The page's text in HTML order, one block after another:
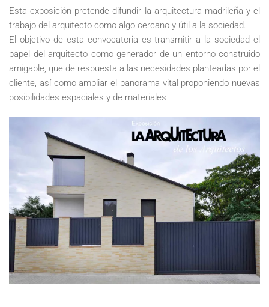
Esta exposición pretende difundir la arquitectura madrileña y el
trabajo del arquitecto como algo cercano y útil a la sociedad.
El objetivo de esta convocatoria es transmitir a la sociedad el
papel del arquitecto como generador de un entorno construido
amigable, que de respuesta a las necesidades planteadas por el
cliente, así como ampliar el panorama vital proponiendo nuevas
posibilidades espaciales y de materiales